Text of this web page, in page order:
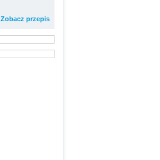
Zobacz przepis